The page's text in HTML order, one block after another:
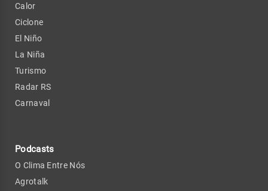
Calor
Ciclone
El Niño
La Niña
Turismo
Radar RS
Carnaval
Podcasts
O Clima Entre Nós
Agrotalk